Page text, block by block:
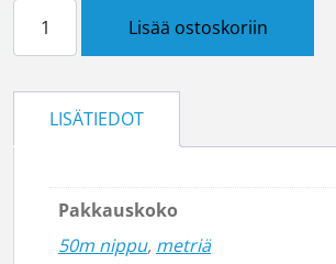
Lisää ostoskoriin
LISÄTIEDOT
Pakkauskoko
50m nippu, metriä